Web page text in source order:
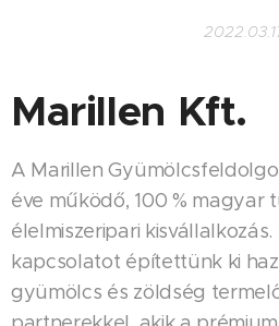
Marillen Kft.
A Marillen
éve működő, 100 % magyar
élelmiszeripari
kapcsolatot építettünk ki
gyümölcs és zöldség